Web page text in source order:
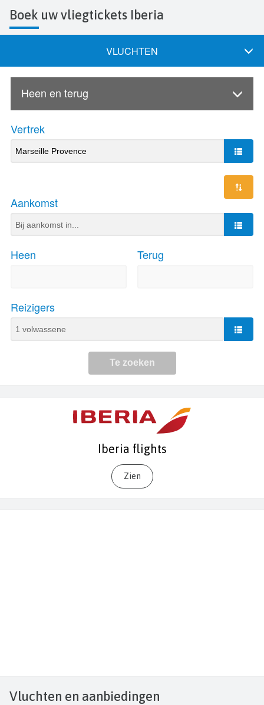
Boek uw vliegtickets Iberia
Iberia flights
Zien
Vluchten en aanbiedingen